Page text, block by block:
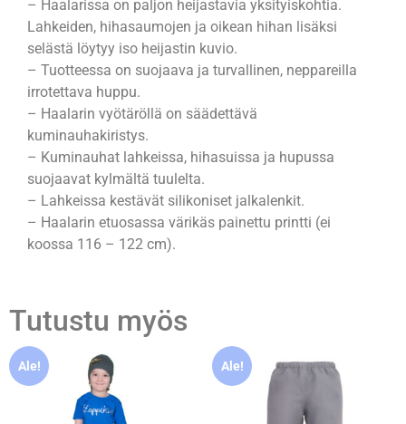
– Haalarissa on paljon heijastavia yksityiskohtia.
Lahkeiden, hihasaumojen ja oikean hihan lisäksi
selästä löytyy iso heijastin kuvio.
– Tuotteessa on suojaava ja turvallinen, neppareilla
irrotettava huppu.
– Haalarin vyötäröllä on säädettävä
kuminauhakiristys.
– Kuminauhat lahkeissa, hihasuissa ja hupussa
suojaavat kylmältä tuulelta.
– Lahkeissa kestävät silikoniset jalkalenkit.
– Haalarin etuosassa värikäs painettu printti (ei
koossa 116 – 122 cm).
Tutustu myös
Ale! Ale!